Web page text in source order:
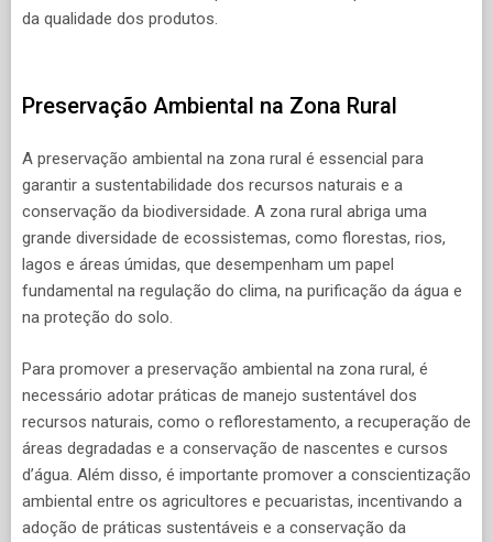
da qualidade dos produtos.
Preservação Ambiental na Zona Rural
A preservação ambiental na zona rural é essencial para
garantir a sustentabilidade dos recursos naturais e a
conservação da biodiversidade. A zona rural abriga uma
grande diversidade de ecossistemas, como florestas, rios,
lagos e áreas úmidas, que desempenham um papel
fundamental na regulação do clima, na purificação da água e
na proteção do solo.
Para promover a preservação ambiental na zona rural, é
necessário adotar práticas de manejo sustentável dos
recursos naturais, como o reflorestamento, a recuperação de
áreas degradadas e a conservação de nascentes e cursos
d’água. Além disso, é importante promover a conscientização
ambiental entre os agricultores e pecuaristas, incentivando a
adoção de práticas sustentáveis e a conservação da